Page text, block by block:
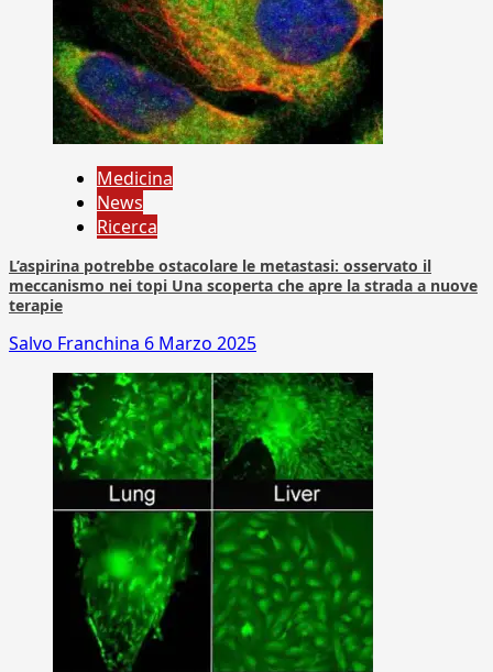
Medicina
News
Ricerca
L’aspirina potrebbe ostacolare le metastasi: osservato il
meccanismo nei topi Una scoperta che apre la strada a nuove
terapie
Salvo Franchina 6 Marzo 2025